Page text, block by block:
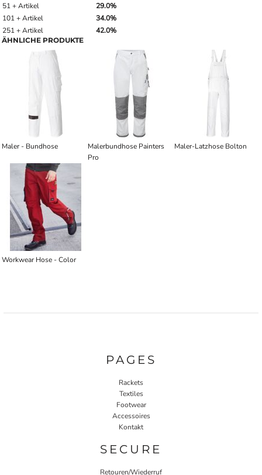
51 + Artikel
29.0%
101 + Artikel
34.0%
251 + Artikel
42.0%
ÄHNLICHE PRODUKTE
Maler - Bundhose
Malerbundhose Painters
Pro
Maler-Latzhose Bolton
Workwear Hose - Color
PAGES
Rackets
Textiles
Footwear
Accessoires
Kontakt
SECURE
Retouren/Wiederruf